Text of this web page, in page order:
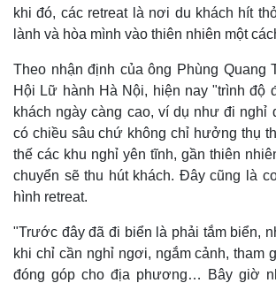
khi đó, các retreat là nơi du khách hít
lành và hòa mình vào thiên nhiên một
Theo nhận định của ông Phùng Quang
Hội Lữ hành Hà Nội, hiện nay "trình độ
khách ngày càng cao, ví dụ như đi nghỉ
có chiều sâu chứ không chỉ hưởng thụ
thế các khu nghỉ yên tĩnh, gần thiên
chuyển sẽ thu hút khách. Đây cũng là
hình retreat.
"Trước đây đã đi biển là phải tắm biển,
khi chỉ cần nghỉ ngơi, ngắm cảnh, tham
đóng góp cho địa phương… Bây giờ